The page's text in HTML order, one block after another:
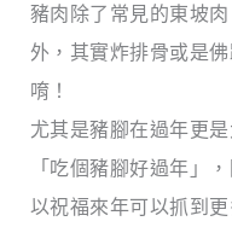
豬肉除了常見的東坡
外，其實炸排骨或是
唷！
尤其是豬腳在過年更
「吃個豬腳好過年」
以祝福來年可以抓到更